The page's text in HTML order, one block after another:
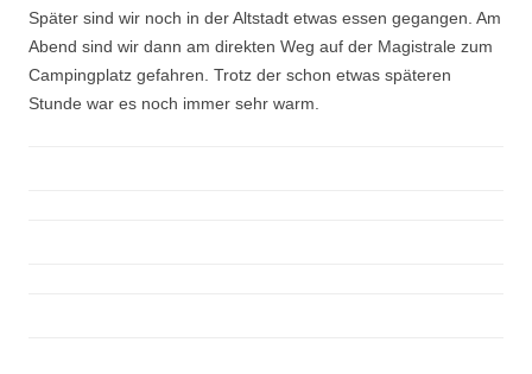
Später sind wir noch in der Altstadt etwas essen gegangen. Am
Abend sind wir dann am direkten Weg auf der Magistrale zum
Campingplatz gefahren. Trotz der schon etwas späteren
Stunde war es noch immer sehr warm.